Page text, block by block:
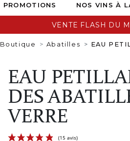
PROMOTIONS NOS VINS À
VENTE FLASH DU
Boutique Abatilles EAU
EAU
DES
VERRE